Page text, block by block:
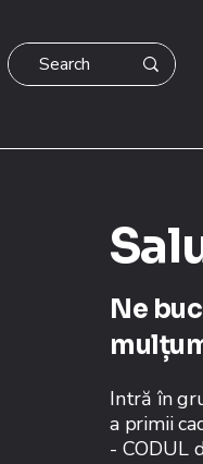
Ne
Intră în
a primii
- CODUL